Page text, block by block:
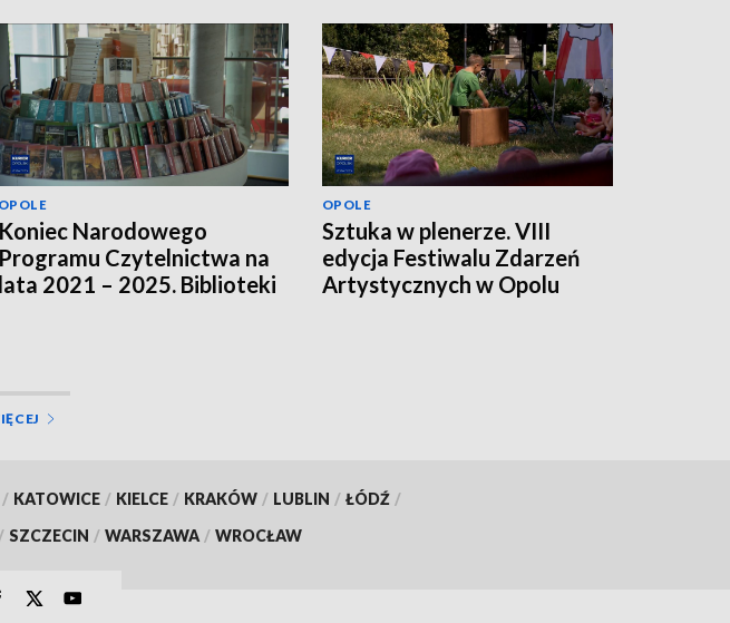
OPOLE
Koniec Narodowego
Programu Czytelnictwa na
lata 2021 – 2025. Biblioteki
OPOLE
Sztuka w plenerze. VIII
edycja Festiwalu Zdarzeń
Artystycznych w Opolu
/ KATOWICE / KIELCE / KRAKÓW / LUBLIN / ŁÓDŹ /
/ SZCZECIN / WARSZAWA / WROCŁAW